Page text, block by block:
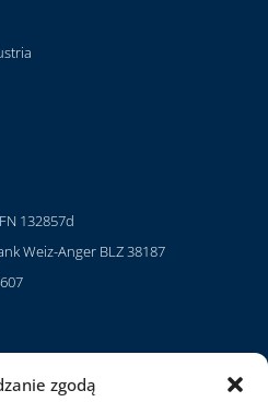
zgodą
132857d
Weiz-Anger BLZ 38187